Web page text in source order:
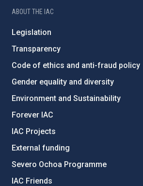
ABOUT THE IAC
Legislation
Transparency
Code of ethics and anti-fraud policy
Gender equality and diversity
Environment and Sustainability
Forever IAC
IAC Projects
External funding
Severo Ochoa Programme
IAC Friends